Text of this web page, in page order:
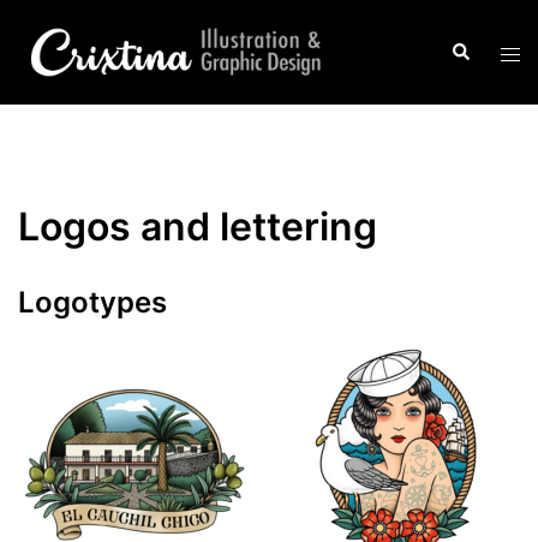
contenido
Buscar
Logos and lettering
Logotypes